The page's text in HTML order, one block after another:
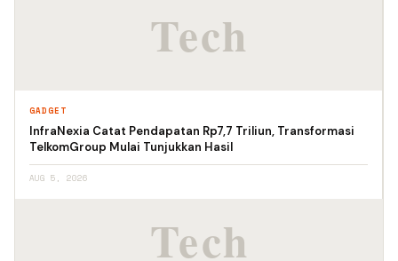
GADGET
InfraNexia Catat Pendapatan Rp7,7 Triliun, Transformasi
TelkomGroup Mulai Tunjukkan Hasil
AUG 5, 2026